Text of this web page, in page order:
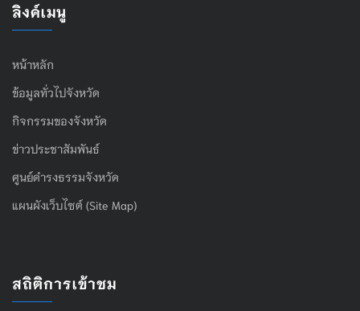
ลิงค์เมนู
หน้าหลัก
ข้อมูลทั่วไปจังหวัด
กิจกรรมของจังหวัด
ข่าวประชาสัมพันธ์
ศูนย์ดำรงธรรมจังหวัด
แผนผังเว็บไซต์ (Site Map)
สถิติการเข้าชม